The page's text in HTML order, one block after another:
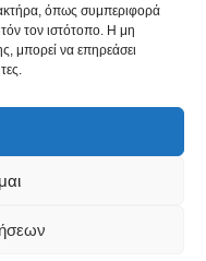
όπως συμπεριφορά
τον ιστότοπο. Η μη
μπορεί να επηρεάσει
(ΕΕ)